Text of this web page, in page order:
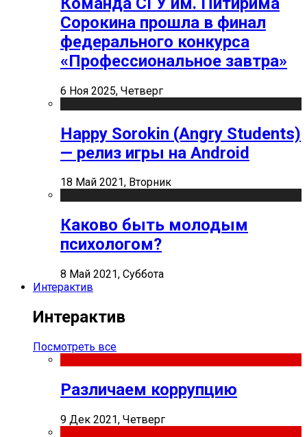
Сорокина прошла в финал
федерального конкурса
«Профессиональное завтра»
6 Ноя 2025, Четверг
Happy Sorokin (Angry Students)
— релиз игры на Android
18 Май 2021, Вторник
Каково быть молодым
психологом?
8 Май 2021, Суббота
Интерактив
Интерактив
Посмотреть все
Различаем коррупцию
9 Дек 2021, Четверг